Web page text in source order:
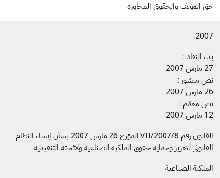
المؤلف والحقوق المجاورة
النفاذ :
منشور :
معمّم :
القانون رقم 8/VII/2007 المؤرخ 26 مارس 2007 بشأن إنشاء النظام
لتعزيز وحماية حقوق الملكية الصناعية ولائحته التنفيذية
الصناعية